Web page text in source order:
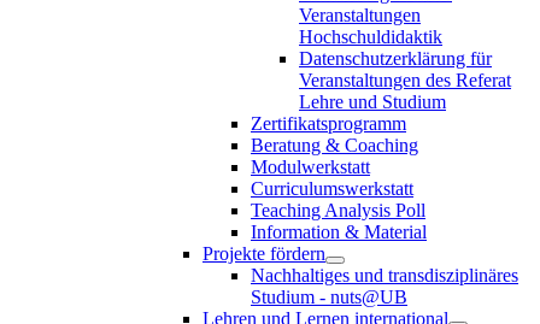
Veranstaltungen
Hochschuldidaktik
Datenschutzerklärung für
Veranstaltungen des Referat
Lehre und Studium
Zertifikatsprogramm
Beratung & Coaching
Modulwerkstatt
Curriculumswerkstatt
Teaching Analysis Poll
Information & Material
Projekte fördern
Nachhaltiges und transdisziplinäres
Studium - nuts@UB
Lehren und Lernen international